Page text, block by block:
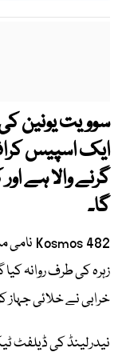
گرنے والا ہے
گا۔
زہرہ کی طرف روانہ
خرابی نے خلائی جہاز
نیدرلینڈ کی ڈیلفٹ